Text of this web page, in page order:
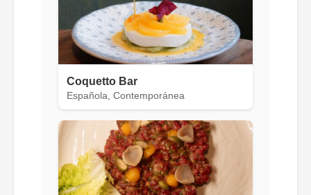
Coquetto Bar
Española, Contemporánea